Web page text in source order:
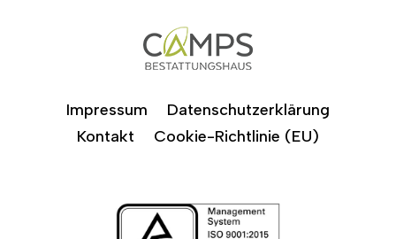
Impressum
Datenschutzerklärung
Kontakt
Cookie-Richtlinie (EU)